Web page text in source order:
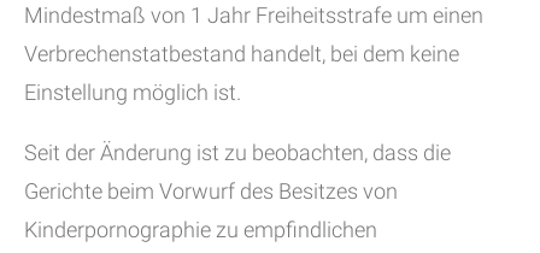
Mindestmaß von 1 Jahr Freiheitsstrafe um einen
Verbrechenstatbestand handelt, bei dem keine
Einstellung möglich ist.
Seit der Änderung ist zu beobachten, dass die
Gerichte beim Vorwurf des Besitzes von
Kinderpornographie zu empfindlichen